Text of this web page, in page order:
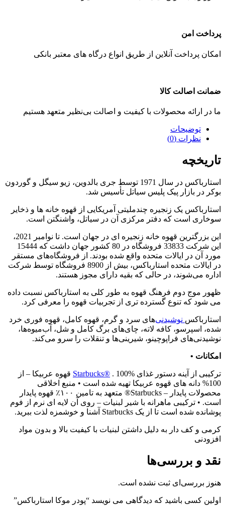
پرداخت امن
امکان پرداخت آنلاین از طریق انواع درگاه های معتبر بانکی
ضمانت اصالت کالا
ما در ارائه محصولات با کیفیت و اصالت بی‌نظیر متعهد هستیم
توضیحات
نظرات (0)
تاریخچه
استارباکس در سال 1971 توسط جری بالدوین، زیو سیگل و گوردون
بوکر در بازار پیک پلیس سیاتل تأسیس شد.
استارباکس یک زنجیره چندملیتی آمریکایی از قهوه خانه ها و ذخایر
سوخاری است که دفتر مرکزی آن در سیاتل، واشنگتن است.
این بزرگترین قهوه خانه زنجیره ای در جهان است. تا نوامبر 2021،
این شرکت 33833 فروشگاه در 80 کشور جهان داشت که 15444
مورد آن در ایالات متحده واقع شده بودند. از فروشگاه‌های مستقر
در ایالات متحده استارباکس، بیش از 8900 فروشگاه توسط شرکت
اداره می‌شوند، در حالی که بقیه دارای مجوز هستند.
ظهور موج دوم فرهنگ قهوه به طور کلی به استارباکس نسبت داده
می شود که تنوع گسترده تری از تجربیات قهوه را معرفی کرد.
استارباکس نوشیدنی‌های سرد و گرم، قهوه کامل، قهوه فوری خرد
شده، اسپرسو، کافه لاته، چای‌های برگ کامل و شل، آب‌میوه‌ها،
نوشیدنی‌های فراپوچینو، شیرینی‌ها و تنقلات را سرو می‌کند.
امکانات •
ترکیبی از آینه دستور غذای Starbucks® . 100% قهوه عربیکا – از
100% دانه های قهوه عربیکا تهیه شده است • منبع اخلاقی
محصولات پایدار – Starbucks® متعهد به تامین ۱۰۰٪ قهوه پایدار
است. • ترکیبی ماهرانه با شیر لبنیات – روی آن لایه ای نرم از فوم
پوشانده شده است تا از یک Starbucks آشنا و خوشمزه لذت ببرید.
کرمی و کف دار به دلیل داشتن لبنیات با کیفیت بالا و بدون مواد
افزودنی
نقد و بررسی‌ها
هنوز بررسی‌ای ثبت نشده است.
اولین کسی باشید که دیدگاهی می نویسد “پودر موکا استارباکس”